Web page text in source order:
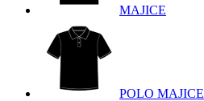
MAJICE
POLO MAJICE